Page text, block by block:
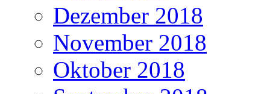
Dezember 2018
November 2018
Oktober 2018